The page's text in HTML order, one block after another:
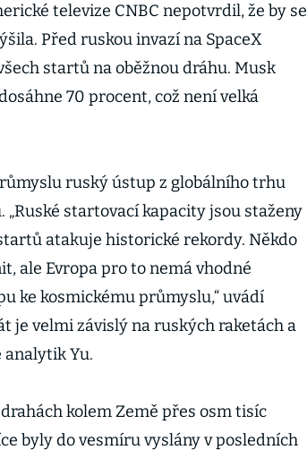
televize CNBC nepotvrdil, že by se
Před ruskou invazí na SpaceX
startů na oběžnou dráhu. Musk
70 procent, což není velká
ruský ústup z globálního trhu
startovací kapacity jsou staženy
atakuje historické rekordy. Někdo
ale Evropa pro to nemá vhodné
ke kosmickému průmyslu,“ uvádí
je velmi závislý na ruských raketách a
analytik Yu.
kolem Země přes osm tisíc
byly do vesmíru vyslány v posledních